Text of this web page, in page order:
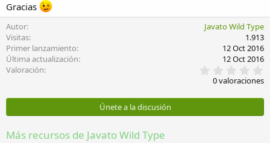
Gracias
Autor
Javato Wild Type
Visitas
1.913
Primer lanzamiento
12 Oct 2016
Última actualización
12 Oct 2016
Valoración
,
0
s
0 valoraciones
Únete a la discusión
Más recursos de Javato Wild Type